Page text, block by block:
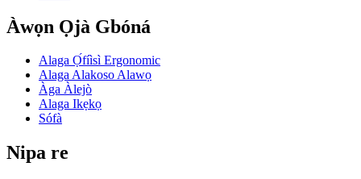
Àwọn Ọjà Gbóná
Alaga Ọ́fíìsì Ergonomic
Alaga Alakoso Alawọ
Àga Àlejò
Alaga Ikẹkọ
Sófà
Nipa re